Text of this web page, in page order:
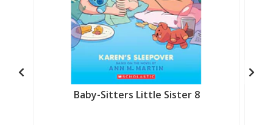
Baby-Sitters Little Sister 8